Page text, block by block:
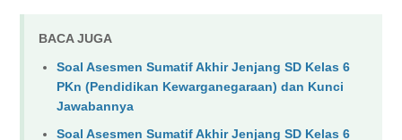
BACA JUGA
Soal Asesmen Sumatif Akhir Jenjang SD Kelas 6
PKn (Pendidikan Kewarganegaraan) dan Kunci
Jawabannya
Soal Asesmen Sumatif Akhir Jenjang SD Kelas 6